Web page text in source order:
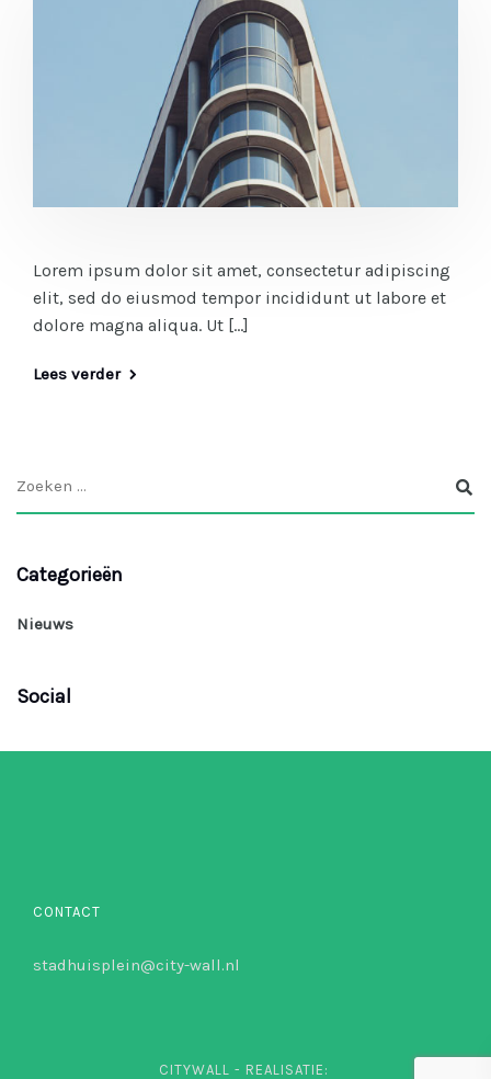
Lorem ipsum dolor sit amet, consectetur adipiscing
elit, sed do eiusmod tempor incididunt ut labore et
dolore magna aliqua. Ut […]
Lees verder
Categorieën
Nieuws
Social
CONTACT
stadhuisplein@city-wall.nl
CITYWALL - REALISATIE: